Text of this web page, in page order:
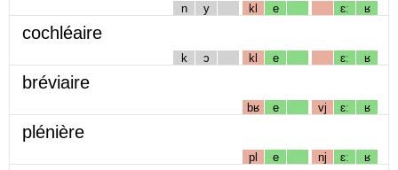
n y kl e ɛː ʁ
cochléaire
k ɔ kl e ɛː ʁ
bréviaire
bʁ e vj ɛː ʁ
plénière
pl e nj ɛː ʁ